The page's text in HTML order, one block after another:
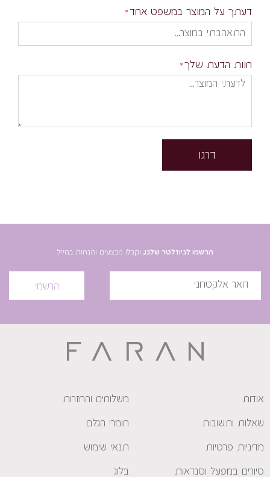
דעתך על המוצר במשפט אחד
חוות הדעת שלך
דרגו
הרשמו לניוזלטר שלנו, וקבלו מבצעים והנחות במייל
הרשמי
אודות משלוחים והחזרות
שאלות ותשובות חומרי הגלם
מדיניות פרטיות תנאי שימוש
סיורים במפעל וסנדאות בלוג